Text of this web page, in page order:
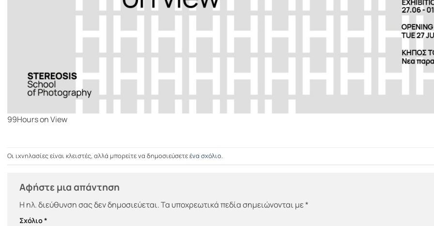
99Hours οn View
Οι ιχνηλασίες είναι κλειστές, αλλά μπορείτε να δημοσιεύσετεένα σχόλιο.
Αφήστε μια απάντηση
Η ηλ. διεύθυνση σας δεν δημοσιεύεται.Τα υποχρεωτικά πεδία σημειώνονται με*
Σχόλιο*